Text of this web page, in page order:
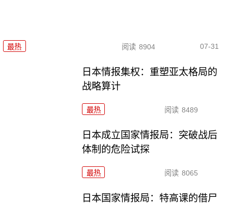
最热 阅读 8904 07-31
日本情报集权：重塑亚太格局的
战略算计
最热 阅读 8489
日本成立国家情报局：突破战后
体制的危险试探
最热 阅读 8065
日本国家情报局：特高课的借尸